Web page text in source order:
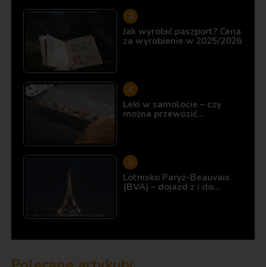
Jak wyrobić paszport? Cena
za wyrobienie w 2025/2026
Leki w samolocie – czy
można przewozić…
Lotnisko Paryż-Beauvais
(BVA) – dojazd z i do…